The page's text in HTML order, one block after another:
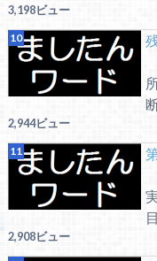
3,198ビュー
2,944ビュー
2,908ビュー